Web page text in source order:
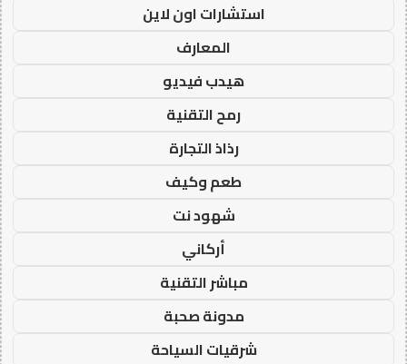
استشارات اون لاين
المعارف
هيدب فيديو
رمح التقنية
رذاذ التجارة
طعم وكيف
شهود نت
أركاني
مباشر التقنية
مدونة صحبة
شرقيات السياحة